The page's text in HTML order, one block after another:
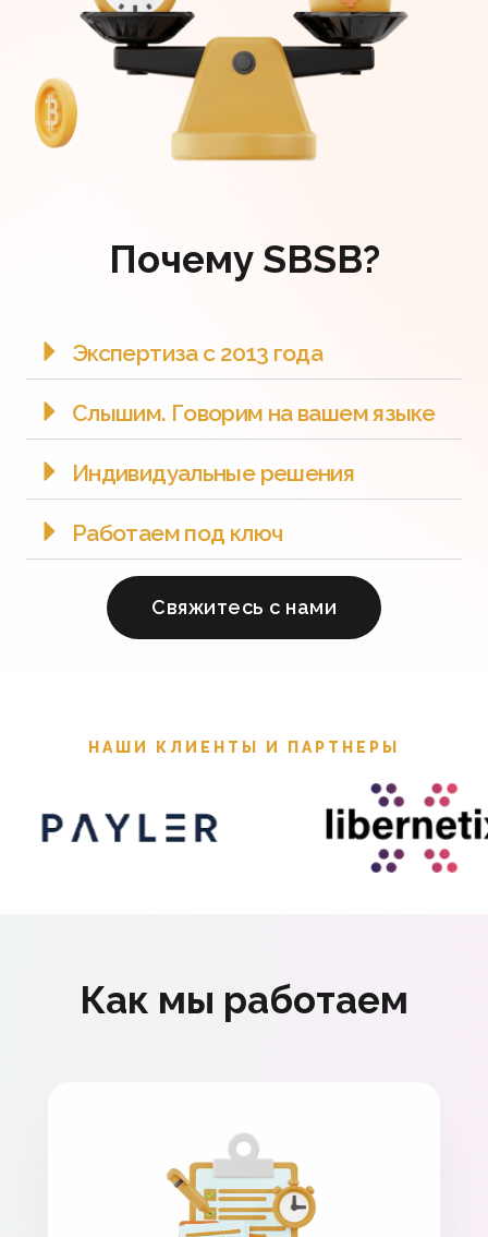
Почему SBSB?
Экспертиза с 2013 года
Слышим. Говорим на вашем языке
Индивидуальные решения
Работаем под ключ
Cвяжитесь с нами
НАШИ КЛИЕНТЫ И ПАРТНЕРЫ
Как мы работаем